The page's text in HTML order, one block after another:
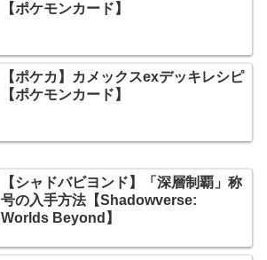
【ポケモンカード】
【ポケカ】カメックスexデッキレシピ
【ポケモンカード】
【シャドバビヨンド】「深層制覇」称
号の入手方法【Shadowverse:
Worlds Beyond】